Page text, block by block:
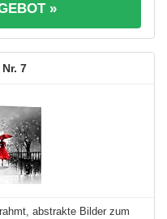
»
7
abstrakte Bilder zum